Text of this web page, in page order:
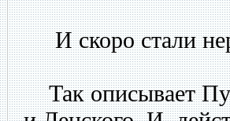
И скоро стали
Так описывает